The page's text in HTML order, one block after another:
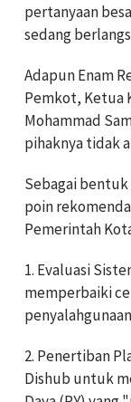
pertanyaan
sedang
AdapunEnam
Pemkot, Ketua
Mohammad
pihaknya tidak
Sebagai
poin
Pemerintah
1. Evaluasi
memperbaiki
2. Penertiban
Dishub untuk